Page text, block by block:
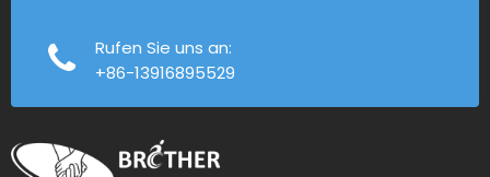
Rufen Sie uns an:
+86-13916895529